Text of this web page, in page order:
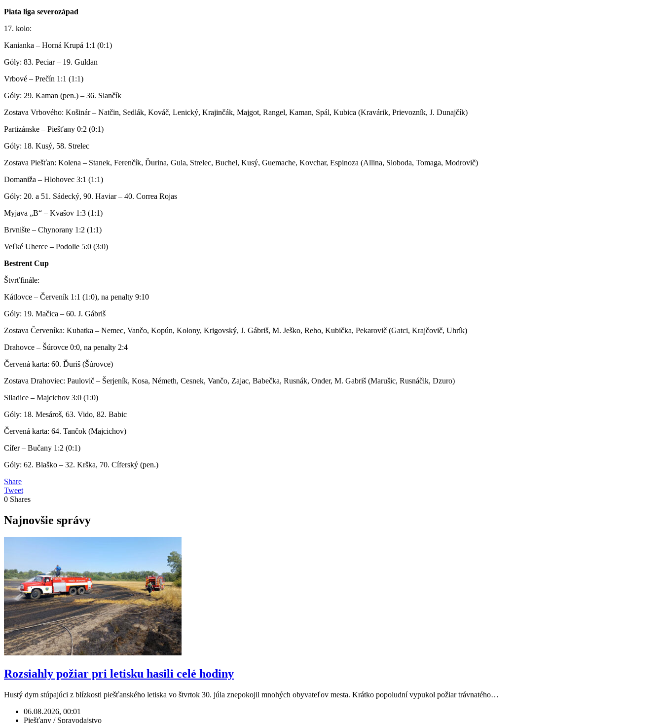
Piata liga severozápad
17. kolo:
Kanianka – Horná Krupá 1:1 (0:1)
Góly: 83. Peciar – 19. Guldan
Vrbové – Prečín 1:1 (1:1)
Góly: 29. Kaman (pen.) – 36. Slančík
Zostava Vrbového: Košinár – Natčin, Sedlák, Kováč, Lenický, Krajinčák, Majgot, Rangel, Kaman, Spál, Kubica (Kravárik, Prievozník, J. Dunajčík)
Partizánske – Piešťany 0:2 (0:1)
Góly: 18. Kusý, 58. Strelec
Zostava Piešťan: Kolena – Stanek, Ferenčík, Ďurina, Gula, Strelec, Buchel, Kusý, Guemache, Kovchar, Espinoza (Allina, Sloboda, Tomaga, Modrovič)
Domaniža – Hlohovec 3:1 (1:1)
Góly: 20. a 51. Sádecký, 90. Haviar – 40. Correa Rojas
Myjava „B“ – Kvašov 1:3 (1:1)
Brvnište – Chynorany 1:2 (1:1)
Veľké Uherce – Podolie 5:0 (3:0)
Bestrent Cup
Štvrťfinále:
Kátlovce – Červeník 1:1 (1:0), na penalty 9:10
Góly: 19. Mačica – 60. J. Gábriš
Zostava Červeníka: Kubatka – Nemec, Vančo, Kopún, Kolony, Krigovský, J. Gábriš, M. Ješko, Reho, Kubička, Pekarovič (Gatci, Krajčovič, Uhrík)
Drahovce – Šúrovce 0:0, na penalty 2:4
Červená karta: 60. Ďuriš (Šúrovce)
Zostava Drahoviec: Paulovič – Šerjeník, Kosa, Németh, Cesnek, Vančo, Zajac, Babečka, Rusnák, Onder, M. Gabriš (Marušic, Rusnáčik, Dzuro)
Siladice – Majcichov 3:0 (1:0)
Góly: 18. Mesároš, 63. Vido, 82. Babic
Červená karta: 64. Tančok (Majcichov)
Cífer – Bučany 1:2 (0:1)
Góly: 62. Blaško – 32. Krška, 70. Cíferský (pen.)
Share
Tweet
0 Shares
Najnovšie správy
Rozsiahly požiar pri letisku hasili celé hodiny
Hustý dym stúpajúci z blízkosti piešťanského letiska vo štvrtok 30. júla znepokojil mnohých obyvateľov mesta. Krátko popoludní vypukol požiar trávnatého…
06.08.2026, 00:01
Piešťany / Spravodajstvo